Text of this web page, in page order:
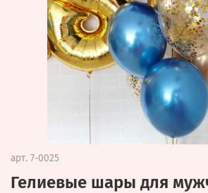
арт. 7-0025
Гелиевые шары для